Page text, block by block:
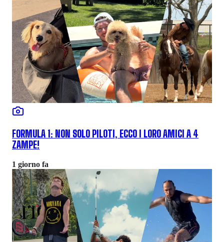
FORMULA 1: NON SOLO PILOTI, ECCO I LORO AMICI A 4
ZAMPE!
1 giorno fa